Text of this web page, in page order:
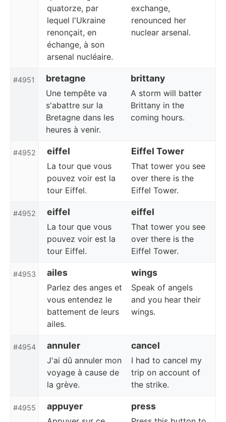
quatorze, par
lequel l'Ukraine
renonçait, en
échange, à son
arsenal nucléaire.
exchange,
renounced her
nuclear arsenal.
#4951 bretagne brittany
Une tempête va
s'abattre sur la
Bretagne dans les
heures à venir.
A storm will batter
Brittany in the
coming hours.
#4952 eiffel Eiffel Tower
La tour que vous
pouvez voir est la
tour Eiffel.
That tower you see
over there is the
Eiffel Tower.
#4952 eiffel eiffel
La tour que vous
pouvez voir est la
tour Eiffel.
That tower you see
over there is the
Eiffel Tower.
#4953 ailes wings
Parlez des anges et
vous entendez le
battement de leurs
ailes.
Speak of angels
and you hear their
wings.
#4954 annuler cancel
J'ai dû annuler mon
voyage à cause de
la grève.
I had to cancel my
trip on account of
the strike.
#4955 appuyer press